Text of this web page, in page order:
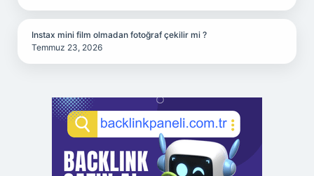
Instax mini film olmadan fotoğraf çekilir mi ?
Temmuz 23, 2026